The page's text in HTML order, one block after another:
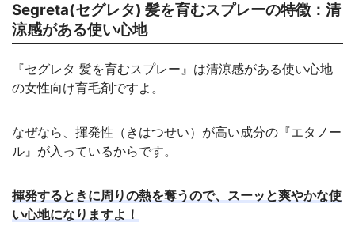
Segreta(セグレタ) 髪を育むスプレーの特徴：清
涼感がある使い心地
『セグレタ 髪を育むスプレー』は清涼感がある使い心地
の女性向け育毛剤ですよ。
なぜなら、揮発性（きはつせい）が高い成分の『エタノー
ル』が入っているからです。
揮発するときに周りの熱を奪うので、スーッと爽やかな使
い心地になりますよ！